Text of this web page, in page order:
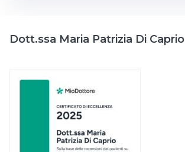
Dott.ssa Maria Patrizia Di Caprio